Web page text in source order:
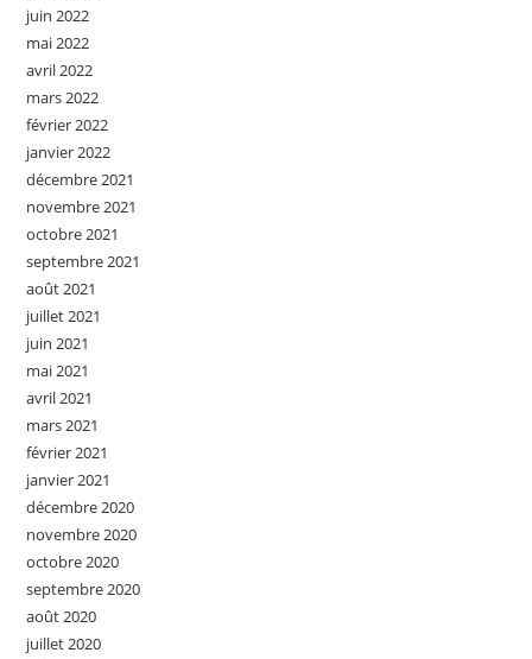
juin 2022
mai 2022
avril 2022
mars 2022
février 2022
janvier 2022
décembre 2021
novembre 2021
octobre 2021
septembre 2021
août 2021
juillet 2021
juin 2021
mai 2021
avril 2021
mars 2021
février 2021
janvier 2021
décembre 2020
novembre 2020
octobre 2020
septembre 2020
août 2020
juillet 2020